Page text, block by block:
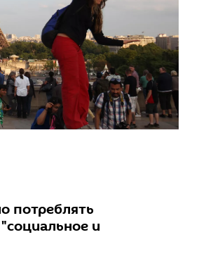
потреблять
и